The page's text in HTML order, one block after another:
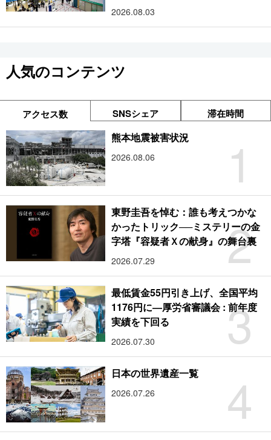
2026.08.03
人気のコンテンツ
アクセス数 SNSシェア 滞在時間
1
熊本地震被害状況
2026.08.06
2
東野圭吾を悼む：誰も考えつかな
かったトリック──ミステリーの金
字塔『容疑者Ｘの献身』の舞台裏
2026.07.29
3
最低賃金55円引き上げ、全国平均
1176円に―厚労省審議会 : 前年度
実績を下回る
2026.07.30
4
日本の世界遺産一覧
2026.07.26